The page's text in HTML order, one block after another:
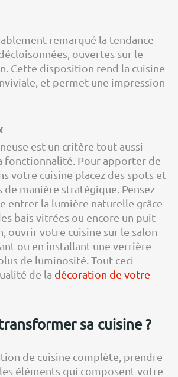
remarqué la tendance
ouvertes sur le
Cette disposition rend la cuisine
et permet une impression
est un critère tout aussi
fonctionnalité. Pour apporter de
votre cuisine placez des spots et
de manière stratégique. Pensez
entrer la lumière naturelle grâce
bais vitrées ou encore un puit
ouvrir votre cuisine sur le salon
ou en installant une verrière
de luminosité. Tout ceci
de la décoration de votre
sa cuisine ?
de cuisine complète, prendre
éléments qui composent votre